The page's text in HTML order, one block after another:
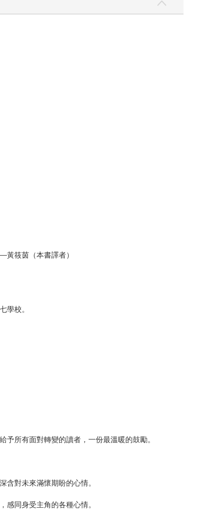
黃筱茵（本書譯者）
學校。
所有面對轉變的讀者，一份最溫暖的鼓勵。
含對未來滿懷期盼的心情。
感同身受主角的各種心情。